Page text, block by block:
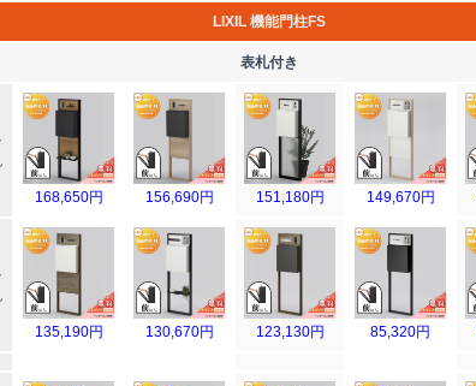
LIXIL 機能門柱FS
表札付き
168,650円 156,690円 151,180円 149,670円
135,190円 130,670円 123,130円 85,320円